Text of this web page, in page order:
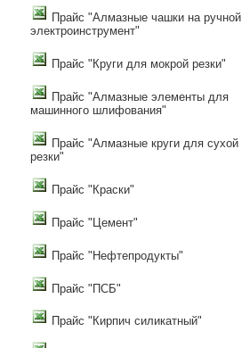
Прайс "Алмазные чашки на ручной
электроинструмент"
Прайс "Круги для мокрой резки"
Прайс "Алмазные элементы для
машинного шлифования"
Прайс "Алмазные круги для сухой
резки"
Прайс "Краски"
Прайс "Цемент"
Прайс "Нефтепродукты"
Прайс "ПСБ"
Прайс "Кирпич силикатный"